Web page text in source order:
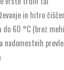
in hitro
60 °C (brez
nadomestnih